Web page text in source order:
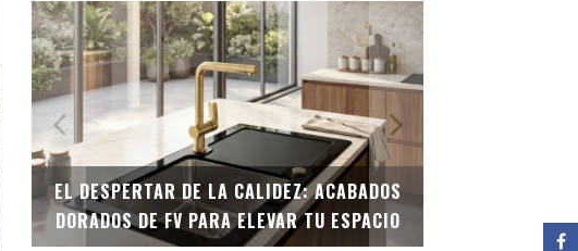
EL DESPERTAR DE LA CALIDEZ: ACABADOS
DORADOS DE FV PARA ELEVAR TU ESPACIO
EL INODORO